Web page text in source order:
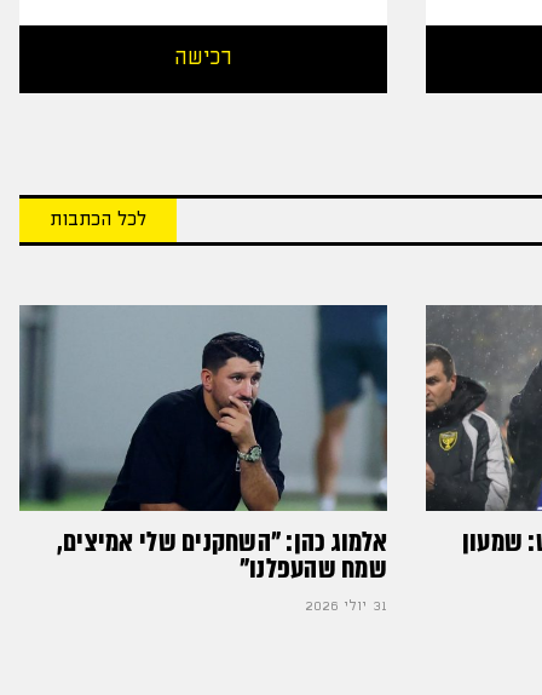
רכישה
לכל הכתבות
שמעון אלמוג כהן: "השחקנים שלי אמיצים,
שמח שהעפלנו"
31 יולי 2026